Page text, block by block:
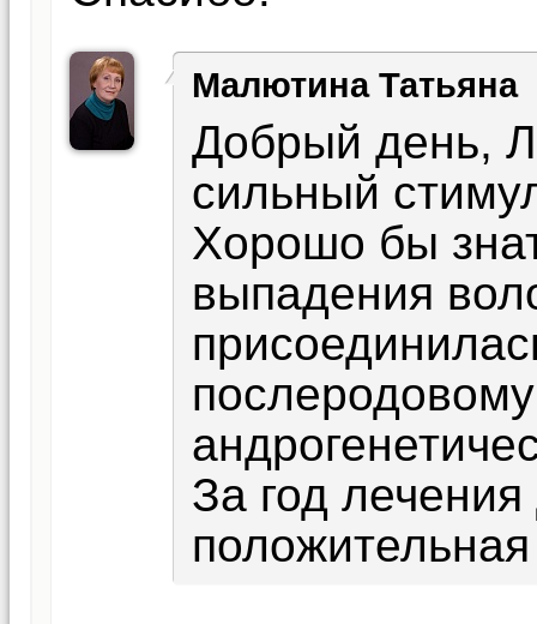
Малютина Татьяна
Добрый день,
сильный
Хорошо бы
выпадения
За год